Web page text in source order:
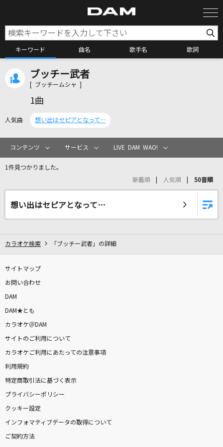
キーワード 曲名 歌手名 歌詞
カラオケ検索
カラオケリクエスト
リアルタイムで歌われている曲の一覧
ORANGE RANGE
夏目友人帳メドレー
とびら開けて
神田沙也加、津田英佑
[生音]himawari
Mr.Children
[生音]飾りじゃないのよ涙は
ブッチー武者
[ ブッチームシャ ]
1曲
人気曲 想い出はセピアとなって…
コンテンツ サービス LIVE DAM WAO!
1件見つかりました。
新着順 人気順 50音順
想い出はセピアとなって…
カラオケ検索 「ブッチー武者」の詳細
サイトマップ
お問い合わせ
DAM
DAM★とも
カラオケ＠DAM
サイトのご利用について
カラオケご利用にあたっての注意事項
利用規約
特定商取引法に基づく表示
プライバシーポリシー
クッキー設定
インフォマティブデータの取得について
ご契約方法